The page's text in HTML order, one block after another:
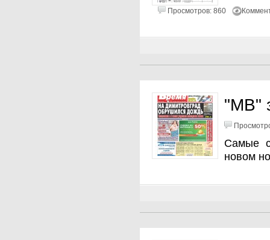
Просмотров: 860
"МВ"
Самые
новом